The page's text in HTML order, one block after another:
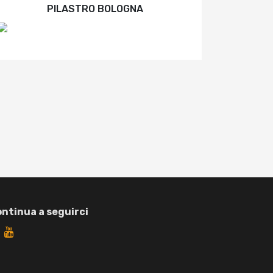
PILASTRO BOLOGNA
a seguirci